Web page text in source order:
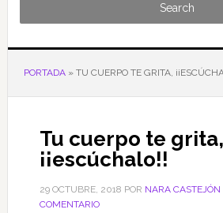
Search
PORTADA» TU CUERPO TE GRITA,
Tu cuerpo te grita,
¡¡escúchalo!!
29 OCTUBRE, 2018 POR NARA
COMENTARIO